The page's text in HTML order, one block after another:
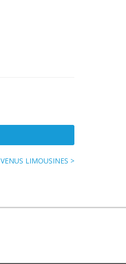
VENUS LIMOUSINES >